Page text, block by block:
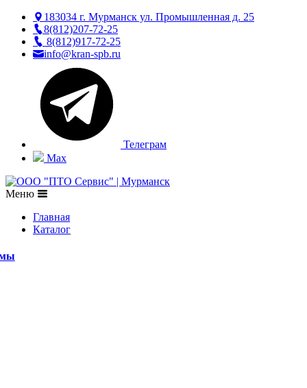
183034 г. Мурманск ул. Промышленная д. 25
8(812)207-72-25
8(812)917-72-25
info@kran-spb.ru
Телеграм
Max
Меню
Главная
Каталог